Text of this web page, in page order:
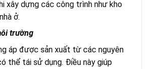
xây dựng các công trình như kho
ở.
trường
áp được sản xuất từ các nguyên
thể tái sử dụng. Điều này giúp